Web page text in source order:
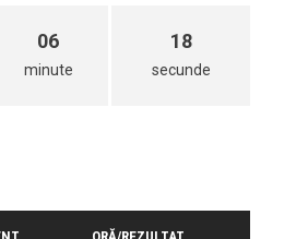
06
minute
18
secunde